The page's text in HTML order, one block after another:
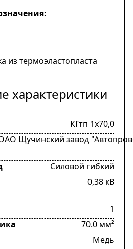
из термоэластопласта
характеристики
КГтп 1х70,0
Щучинский завод
Силовой гибкий
0,38 кВ
1
70.0 мм²
Медь